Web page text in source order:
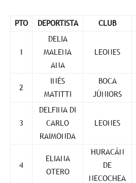
PTO DEPORTISTA CLUB
1
DELIA
MALENA
ANA
LEONES
2
INÉS
MATITTI
BOCA
JÚNIORS
3
DELFINA DI
CARLO
RAIMONDA
LEONES
4
ELIANA
OTERO
HURACÁN
DE
NECOCHEA